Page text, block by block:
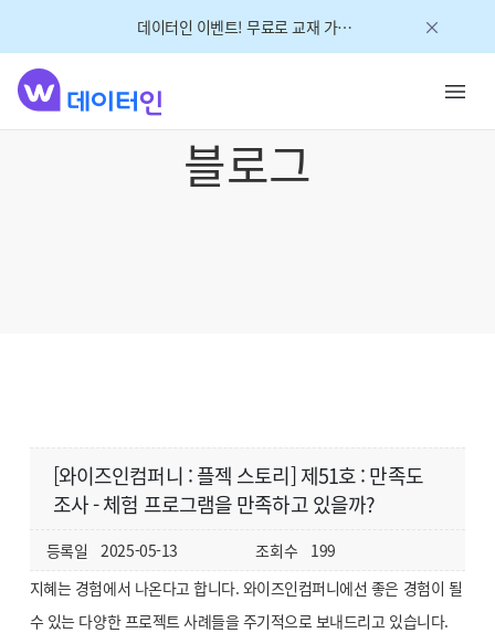
데이터인 이벤트! 무료로 교재 가져가세요!
블로그
[와이즈인컴퍼니 : 플젝 스토리] 제51호 : 만족도
조사 - 체험 프로그램을 만족하고 있을까?
등록일 2025-05-13 조회수
199
지혜는 경험에서 나온다고 합니다. 와이즈인컴퍼니에선 좋은 경험이 될
수 있는 다양한 프로젝트 사례들을 주기적으로 보내드리고 있습니다.